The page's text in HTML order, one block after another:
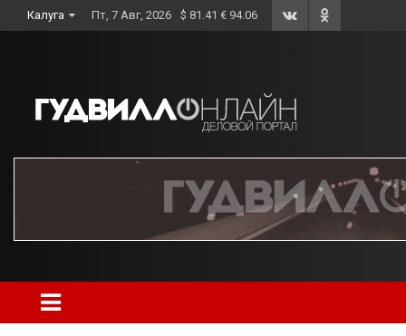
to
Калуга Пт, 7 Авг, 2026 $ 81.41 € 94.06